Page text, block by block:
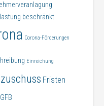
beschränkt
Corona-Förderungen
Einreichung
Fristen
GFB